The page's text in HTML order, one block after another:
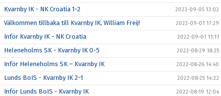
Kvarnby IK - NK Croatia 1-2 2022-09-05 13:02
Välkommen tillbaka till Kvarnby IK, William Freij! 2022-09-01 17:29
Inför Kvarnby IK - NK Croatia 2022-09-01 11:11
Heleneholms SK - Kvarnby IK 0-5 2022-08-29 18:25
Inför Heleneholms SK – Kvarnby IK 2022-08-26 14:40
Lunds BoIS - Kvarnby IK 2-1 2022-08-25 14:22
Inför Lunds BoIS - Kvarnby IK 2022-08-19 12:04